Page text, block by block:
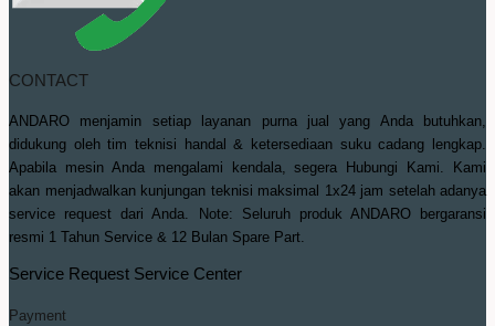
CONTACT
ANDARO menjamin setiap layanan purna jual yang Anda butuhkan,
didukung oleh tim teknisi handal & ketersediaan suku cadang lengkap.
Apabila mesin Anda mengalami kendala, segera Hubungi Kami. Kami
akan menjadwalkan kunjungan teknisi maksimal 1x24 jam setelah adanya
service request dari Anda. Note: Seluruh produk ANDARO bergaransi
resmi 1 Tahun Service & 12 Bulan Spare Part.
Service Request Service Center
Payment